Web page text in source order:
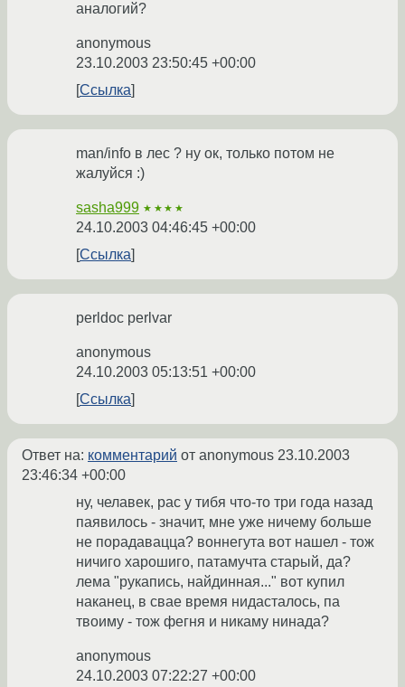
аналогий?
anonymous
23.10.2003 23:50:45 +00:00
Ссылка
man/info в лес ? ну ок, только потом не
жалуйся :)
sasha999 ★★★★
24.10.2003 04:46:45 +00:00
Ссылка
perldoc perlvar
anonymous
24.10.2003 05:13:51 +00:00
Ссылка
Ответ на: комментарий от anonymous 23.10.2003
23:46:34 +00:00
ну, челавек, рас у тибя что-то три года назад
паявилось - значит, мне уже ничему больше
не порадавацца? воннегута вот нашел - тож
ничиго харошиго, патамучта старый, да?
лема "рукапись, найдинная..." вот купил
наканец, в свае время нидасталось, па
твоиму - тож фегня и никаму нинада?
anonymous
24.10.2003 07:22:27 +00:00